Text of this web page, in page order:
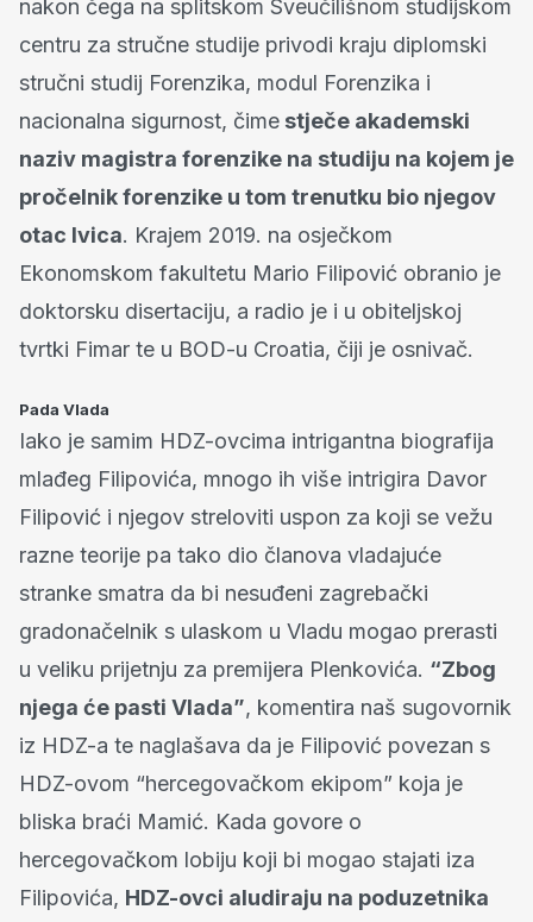
nakon čega na splitskom Sveučilišnom studijskom
centru za stručne studije privodi kraju diplomski
stručni studij Forenzika, modul Forenzika i
nacionalna sigurnost, čime stječe akademski
naziv magistra forenzike na studiju na kojem je
pročelnik forenzike u tom trenutku bio njegov
otac Ivica. Krajem 2019. na osječkom
Ekonomskom fakultetu Mario Filipović obranio je
doktorsku disertaciju, a radio je i u obiteljskoj
tvrtki Fimar te u BOD-u Croatia, čiji je osnivač.
Pada Vlada
Iako je samim HDZ-ovcima intrigantna biografija
mlađeg Filipovića, mnogo ih više intrigira Davor
Filipović i njegov streloviti uspon za koji se vežu
razne teorije pa tako dio članova vladajuće
stranke smatra da bi nesuđeni zagrebački
gradonačelnik s ulaskom u Vladu mogao prerasti
u veliku prijetnju za premijera Plenkovića. “Zbog
njega će pasti Vlada”, komentira naš sugovornik
iz HDZ-a te naglašava da je Filipović povezan s
HDZ-ovom “hercegovačkom ekipom” koja je
bliska braći Mamić. Kada govore o
hercegovačkom lobiju koji bi mogao stajati iza
Filipovića, HDZ-ovci aludiraju na poduzetnika